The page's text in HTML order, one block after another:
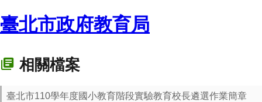
臺北市政府教育局
相關檔案
臺北市110學年度國小教育階段實驗教育校長遴選作業簡章